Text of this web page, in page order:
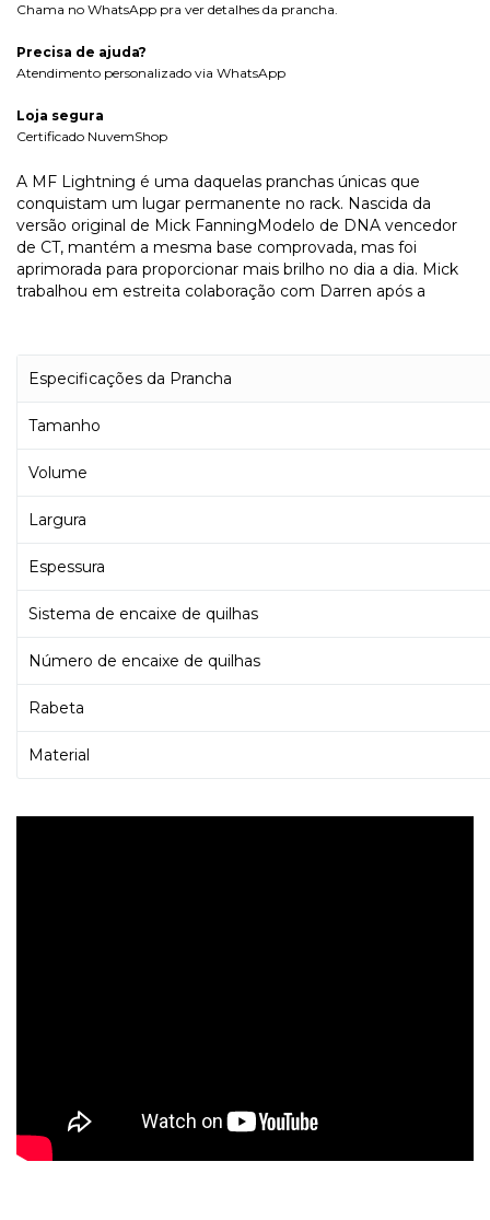
Chama no WhatsApp pra ver detalhes da prancha.
Precisa de ajuda?
Atendimento personalizado via WhatsApp
Loja segura
Certificado NuvemShop
A MF Lightning é uma daquelas pranchas únicas que
conquistam um lugar permanente no rack. Nascida da
versão original de Mick FanningModelo de DNA vencedor
de CT, mantém a mesma base comprovada, mas foi
aprimorada para proporcionar mais brilho no dia a dia. Mick
trabalhou em estreita colaboração com Darren após a
Especificações da Prancha
Tamanho
Volume
Largura
Espessura
Sistema de encaixe de quilhas
Número de encaixe de quilhas
Rabeta
Material